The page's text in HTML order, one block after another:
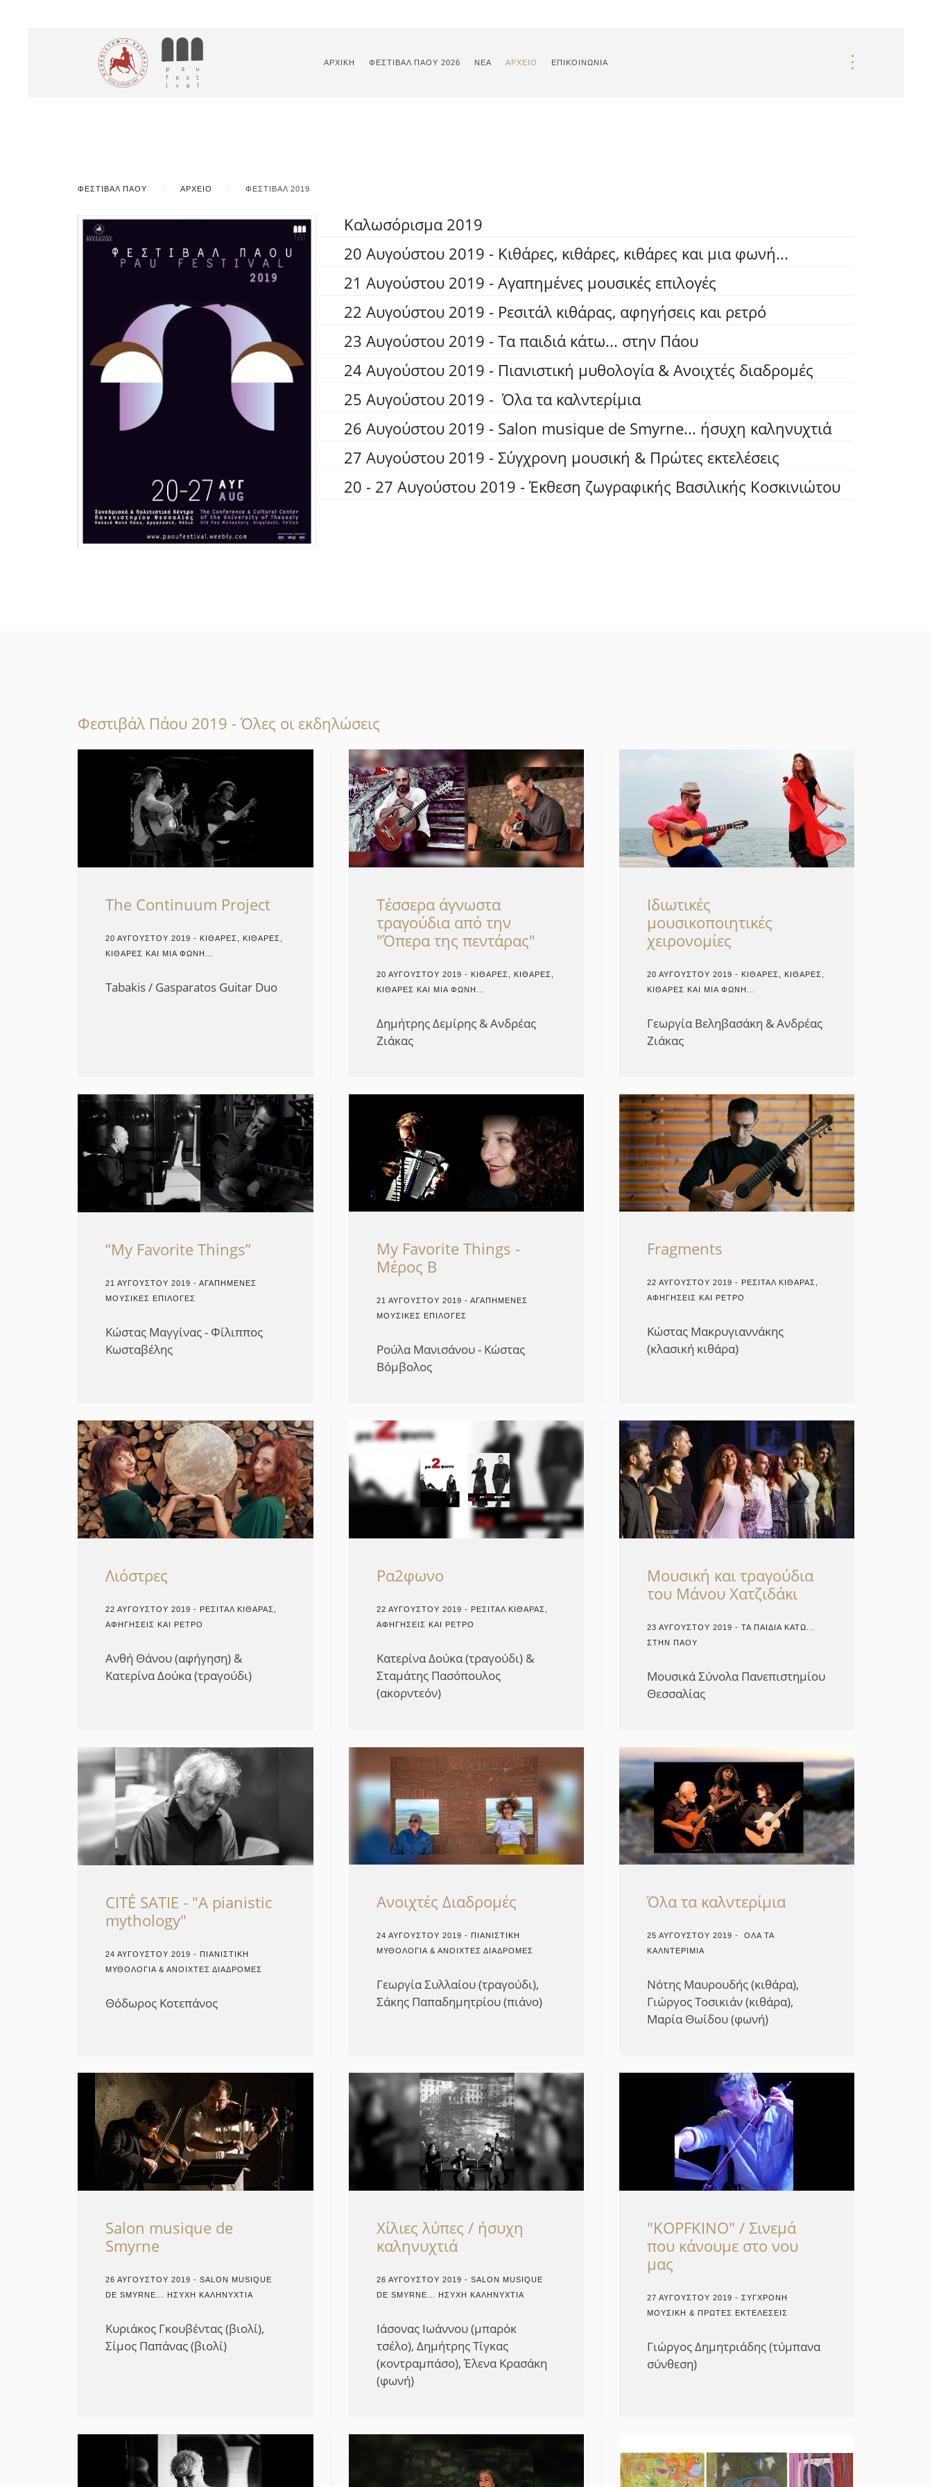
ΑΡΧΙΚΉ ΦΕΣΤΙΒΑΛ ΠΑΟΥ 2026 ΝΈΑ ΑΡΧΕΊΟ ΕΠΙΚΟΙΝΩΝΊΑ
ΦΕΣΤΙΒΆΛ ΠΆΟΥ ΑΡΧΕΊΟ ΦΕΣΤΙΒΆΛ 2019
Καλωσόρισμα 2019
20 Αυγούστου 2019 - Κιθάρες, κιθάρες, κιθάρες και μια φωνή...
21 Αυγούστου 2019 - Αγαπημένες μουσικές επιλογές
22 Αυγούστου 2019 - Ρεσιτάλ κιθάρας, αφηγήσεις και ρετρό
23 Αυγούστου 2019 - Τα παιδιά κάτω... στην Πάου
24 Αυγούστου 2019 - Πιανιστική μυθολογία & Ανοιχτές διαδρομές
25 Αυγούστου 2019 - ​ Όλα τα καλντερίμια
26 Αυγούστου 2019 - Salon musique de Smyrne... ήσυχη καληνυχτιά
27 Αυγούστου 2019 - Σύγχρονη μουσική & Πρώτες εκτελέσεις
20 - 27 Αυγούστου 2019 - Έκθεση ζωγραφικής Βασιλικής Κοσκινιώτου
Φεστιβάλ Πάου 2019 - Όλες οι εκδηλώσεις
The Continuum Project
20 ΑΥΓΟΎΣΤΟΥ 2019 - ΚΙΘΆΡΕΣ, ΚΙΘΆΡΕΣ,
ΚΙΘΆΡΕΣ ΚΑΙ ΜΙΑ ΦΩΝΉ...
Tabakis / Gasparatos Guitar Duo
Τέσσερα άγνωστα
τραγούδια από την
"Όπερα της πεντάρας"
20 ΑΥΓΟΎΣΤΟΥ 2019 - ΚΙΘΆΡΕΣ, ΚΙΘΆΡΕΣ,
ΚΙΘΆΡΕΣ ΚΑΙ ΜΙΑ ΦΩΝΉ...
Δημήτρης Δεμίρης & Ανδρέας
Ζιάκας
Ιδιωτικές
μουσικοποιητικές
χειρονομίες
20 ΑΥΓΟΎΣΤΟΥ 2019 - ΚΙΘΆΡΕΣ, ΚΙΘΆΡΕΣ,
ΚΙΘΆΡΕΣ ΚΑΙ ΜΙΑ ΦΩΝΉ...
Γεωργία Βεληβασάκη & Ανδρέας
Ζιάκας
“My Favorite Things”
21 ΑΥΓΟΎΣΤΟΥ 2019 - ΑΓΑΠΗΜΈΝΕΣ
ΜΟΥΣΙΚΈΣ ΕΠΙΛΟΓΈΣ
Κώστας Μαγγίνας - Φίλιππος
Κωσταβέλης
My Favorite Things -
Μέρος Β
21 ΑΥΓΟΎΣΤΟΥ 2019 - ΑΓΑΠΗΜΈΝΕΣ
ΜΟΥΣΙΚΈΣ ΕΠΙΛΟΓΈΣ
Ρούλα Μανισάνου - Κώστας
Βόμβολος
Fragments
22 ΑΥΓΟΎΣΤΟΥ 2019 - ΡΕΣΙΤΆΛ ΚΙΘΆΡΑΣ,
ΑΦΗΓΉΣΕΙΣ ΚΑΙ ΡΕΤΡΌ
Κώστας Mακρυγιαννάκης
(κλασική κιθάρα)
Λιόστρες
22 ΑΥΓΟΎΣΤΟΥ 2019 - ΡΕΣΙΤΆΛ ΚΙΘΆΡΑΣ,
ΑΦΗΓΉΣΕΙΣ ΚΑΙ ΡΕΤΡΌ
Ανθή Θάνου (αφήγηση) &
Κατερίνα Δούκα (τραγούδι)
Ρα2φωνο
22 ΑΥΓΟΎΣΤΟΥ 2019 - ΡΕΣΙΤΆΛ ΚΙΘΆΡΑΣ,
ΑΦΗΓΉΣΕΙΣ ΚΑΙ ΡΕΤΡΌ
Κατερίνα Δούκα (τραγούδι) &
Σταμάτης Πασόπουλος
(ακορντεόν)
Μουσική και τραγούδια
του Μάνου Χατζιδάκι
23 ΑΥΓΟΎΣΤΟΥ 2019 - ΤΑ ΠΑΙΔΙΆ ΚΆΤΩ...
ΣΤΗΝ ΠΆΟΥ
Μουσικά Σύνολα Πανεπιστημίου
Θεσσαλίας
CITÉ SATIE - "A pianistic
mythology"
24 ΑΥΓΟΎΣΤΟΥ 2019 - ΠΙΑΝΙΣΤΙΚΉ
ΜΥΘΟΛΟΓΊΑ & ΑΝΟΙΧΤΈΣ ΔΙΑΔΡΟΜΈΣ
Θόδωρος Κοτεπάνος
Ανοιχτές Διαδρομές
24 ΑΥΓΟΎΣΤΟΥ 2019 - ΠΙΑΝΙΣΤΙΚΉ
ΜΥΘΟΛΟΓΊΑ & ΑΝΟΙΧΤΈΣ ΔΙΑΔΡΟΜΈΣ
Γεωργία Συλλαίου (τραγούδι),
Σάκης Παπαδημητρίου (πιάνο)
Όλα τα καλντερίμια
25 ΑΥΓΟΎΣΤΟΥ 2019 - ​ ΌΛΑ ΤΑ
ΚΑΛΝΤΕΡΊΜΙΑ
Νότης Μαυρουδής (κιθάρα),
Γιώργος Τοσικιάν (κιθάρα),
Μαρία Θωίδου (φωνή)
Salon musique de
Smyrne
26 ΑΥΓΟΎΣΤΟΥ 2019 - SALON MUSIQUE
DE SMYRNE... ΉΣΥΧΗ ΚΑΛΗΝΥΧΤΙΆ
Κυριάκος Γκουβέντας (βιολί),
Σίμος Παπάνας (βιολί)
Χίλιες λύπες / ήσυχη
καληνυχτιά
26 ΑΥΓΟΎΣΤΟΥ 2019 - SALON MUSIQUE
DE SMYRNE... ΉΣΥΧΗ ΚΑΛΗΝΥΧΤΙΆ
Ιάσονας Ιωάννου (μπαρόκ
τσέλο), Δημήτρης Τίγκας
(κοντραμπάσο), Έλενα Κρασάκη
(φωνή)
"KOPFKINO" / Σινεμά
που κάνουμε στο νου
μας
27 ΑΥΓΟΎΣΤΟΥ 2019 - ΣΎΓΧΡΟΝΗ
ΜΟΥΣΙΚΉ & ΠΡΏΤΕΣ ΕΚΤΕΛΈΣΕΙΣ
Γιώργος Δημητριάδης (τύμπανα
σύνθεση)